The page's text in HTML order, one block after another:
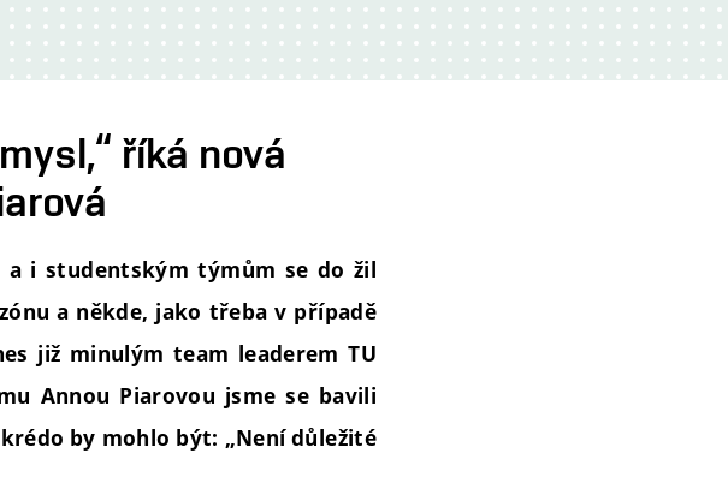
říká nová
i studentským týmům se do žil
a někde, jako třeba v případě
již minulým team leaderem TU
Annou Piarovou jsme se bavili
by mohlo být: „Není důležité